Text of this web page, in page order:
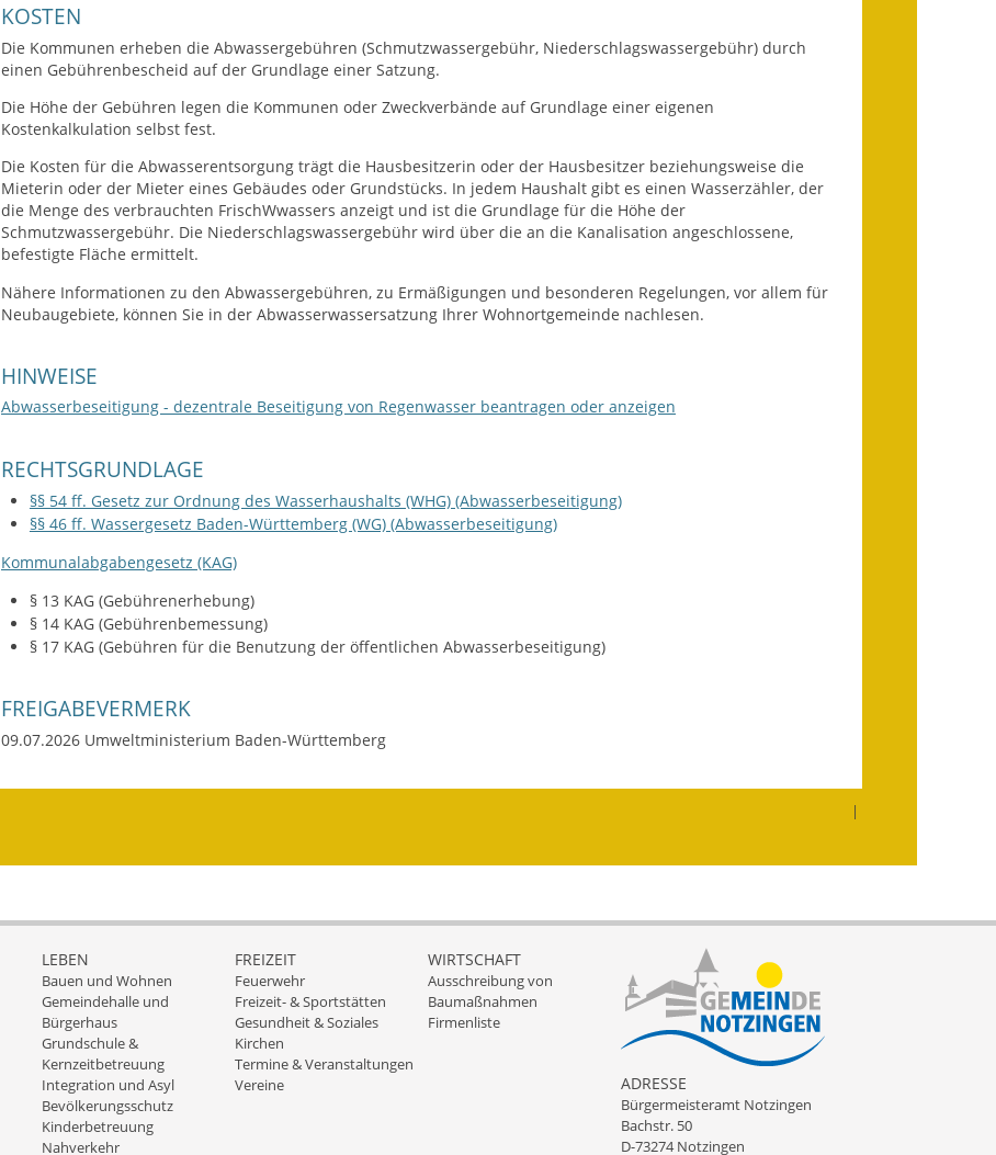
Landkreis
Fundbehörde
Gemeinderat
Sitzungsberichte 2018
Wasserversorgung
Heiraten in Notzingen
Mitarbeiter
Ortsrecht
KOSTEN
Die Kommunen erheben die Abwassergebühren (Schmutzwassergebühr, Niederschlagswassergebühr) durch
einen Gebührenbescheid auf der Grundlage einer Satzung.
Die Höhe der Gebühren legen die Kommunen oder Zweckverbände auf Grundlage einer eigenen
Kostenkalkulation selbst fest.
Die Kosten für die Abwasserentsorgung trägt die Hausbesitzerin oder der Hausbesitzer beziehungsweise die
Mieterin oder der Mieter eines Gebäudes oder Grundstücks. In jedem Haushalt gibt es einen Wasserzähler, der
die Menge des verbrauchten FrischWwassers anzeigt und ist die Grundlage für die Höhe der
Schmutzwassergebühr. Die Niederschlagswassergebühr wird über die an die Kanalisation angeschlossene,
befestigte Fläche ermittelt.
Nähere Informationen zu den Abwassergebühren, zu Ermäßigungen und besonderen Regelungen, vor allem für
Neubaugebiete, können Sie in der Abwasserwassersatzung Ihrer Wohnortgemeinde nachlesen.
HINWEISE
Abwasserbeseitigung - dezentrale Beseitigung von Regenwasser beantragen oder anzeigen
RECHTSGRUNDLAGE
§§ 54 ff. Gesetz zur Ordnung des Wasserhaushalts (WHG) (Abwasserbeseitigung)
§§ 46 ff. Wassergesetz Baden-Württemberg (WG) (Abwasserbeseitigung)
Kommunalabgabengesetz (KAG)
§ 13 KAG (Gebührenerhebung)
§ 14 KAG (Gebührenbemessung)
§ 17 KAG (Gebühren für die Benutzung der öffentlichen Abwasserbeseitigung)
FREIGABEVERMERK
09.07.2026 Umweltministerium Baden-Württemberg
|
LEBEN
Bauen und Wohnen
Gemeindehalle und
Bürgerhaus
Grundschule &
Kernzeitbetreuung
Integration und Asyl
Bevölkerungsschutz
Kinderbetreuung
Nahverkehr
FREIZEIT
Feuerwehr
Freizeit- & Sportstätten
Gesundheit & Soziales
Kirchen
Termine & Veranstaltungen
Vereine
WIRTSCHAFT
Ausschreibung von
Baumaßnahmen
Firmenliste
ADRESSE
Bürgermeisteramt Notzingen
Bachstr. 50
D-73274 Notzingen